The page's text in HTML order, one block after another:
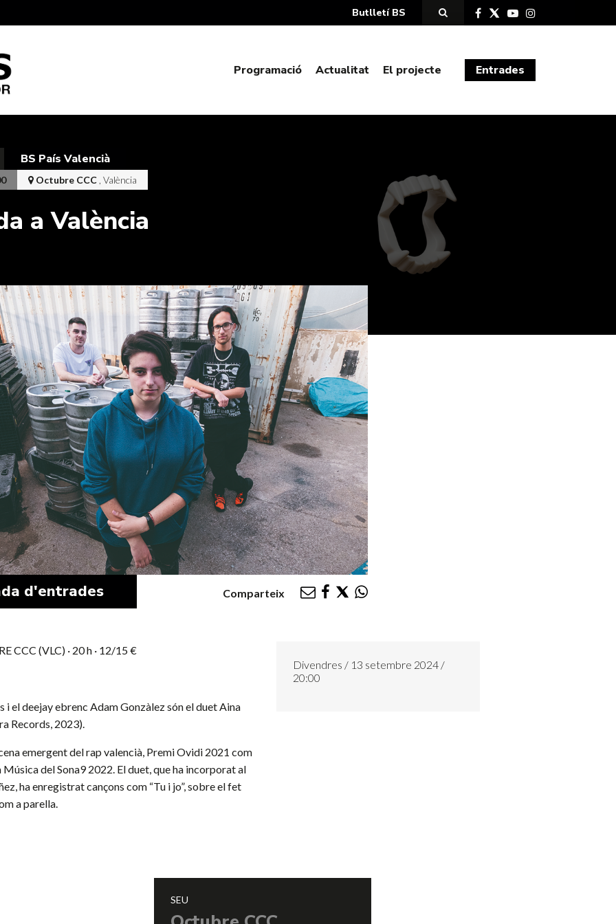
Butlletí BS
Programació Actualitat El projecte Entrades
BS País Valencià
Octubre CCC , València
a València
d'entrades Comparteix
CCC (VLC) · 20 h · 12/15 €
i el deejay ebrenc Adam Gonzàlez són el duet Aina
Records, 2023).
emergent del rap valencià, Premi Ovidi 2021 com
del Sona9 2022. El duet, que ha incorporat al
ha enregistrat cançons com “Tu i jo”, sobre el fet
a parella.
Divendres / 13 setembre 2024 /
20:00
SEU